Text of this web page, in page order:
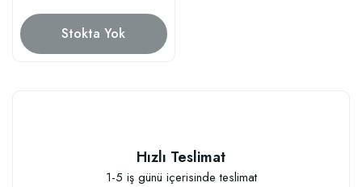
Stokta Yok
Hızlı Teslimat
1-5 iş günü içerisinde teslimat